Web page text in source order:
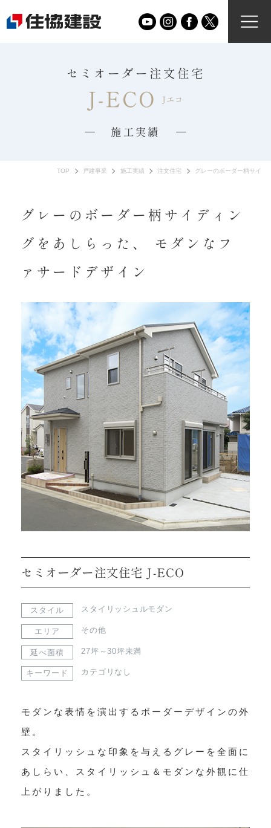
セミオーダー注文住宅
J-ECO Jエコ
施工実績
TOP 戸建事業 施工実績 注文住宅 グレーのボーダー柄サイデ
グレーのボーダー柄サイディン
グをあしらった、 モダンなフ
ァサードデザイン
セミオーダー注文住宅 J-ECO
スタイル スタイリッシュルモダン
エリア その他
延べ面積 27坪～30坪未満
キーワード カテゴリなし
モダンな表情を演出するボーダーデザインの外
壁。
スタイリッシュな印象を与えるグレーを全面に
あしらい、スタイリッシュ＆モダンな外観に仕
上がりました。